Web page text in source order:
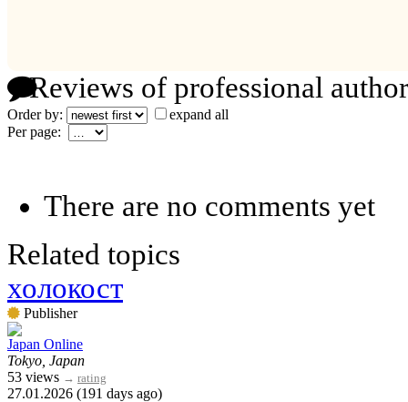
Reviews of professional
Order by:
expand all
Per page:
There are no comments yet
Related topics
холокост
Publisher
Japan Online
Tokyo, Japan
53 views → rating
27.01.2026 (191 days ago)